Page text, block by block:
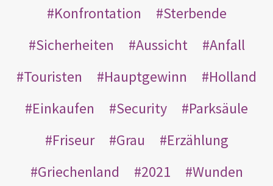
Konfrontation
Sterbende
Sicherheiten
Aussicht
Anfall
Touristen
Hauptgewinn
Holland
Einkaufen
Security
Parksäule
Friseur
Grau
Erzählung
Griechenland
2021
Wunden